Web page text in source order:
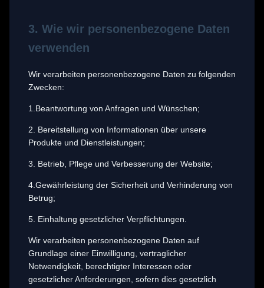
3. Wie wir personenbezogene Daten
verwenden
Wir verarbeiten personenbezogene Daten zu folgenden
Zwecken:
1.Beantwortung von Anfragen und Wünschen;
2. Bereitstellung von Informationen über unsere
Produkte und Dienstleistungen;
3. Betrieb, Pflege und Verbesserung der Website;
4.Gewährleistung der Sicherheit und Verhinderung von
Betrug;
5. Einhaltung gesetzlicher Verpflichtungen.
Wir verarbeiten personenbezogene Daten auf
Grundlage einer Einwilligung, vertraglicher
Notwendigkeit, berechtigter Interessen oder
gesetzlicher Anforderungen, sofern dies gesetzlich